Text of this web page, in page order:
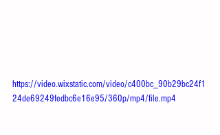
https://video.wixstatic.com/video/c400bc_90b29bc24f1
24de69249fedbc6e16e95/360p/mp4/file.mp4